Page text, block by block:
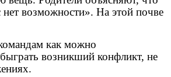
нет возможности». На этой почве
как можно
возникший конфликт, не